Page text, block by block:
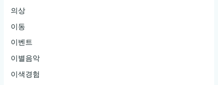
의상
이동
이벤트
이별음악
이색경험